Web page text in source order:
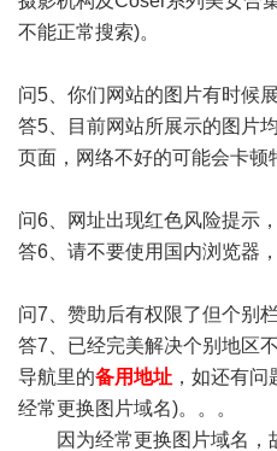
不能正常搜索)。
问5、你们网站的图片有时候展
答5、目前网站所展示的图片
页面，网络不好的可能会卡顿
问6、网址出现红色风险提示
答6、请不要使用国内浏览器，
问7、赞助后有权限了但个别
答7、已经完美解决个别地区
导航里的备用地址 ，如还有
经常更换图片域名)。。。
因为经常更换图片域名，